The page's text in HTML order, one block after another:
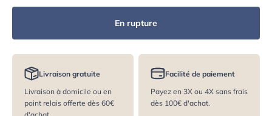
En rupture
Livraison gratuite
Livraison à domicile ou en
point relais offerte dès 60€
Facilité de paiement
Payez en 3X ou 4X sans frais
dès 100€ d'achat.